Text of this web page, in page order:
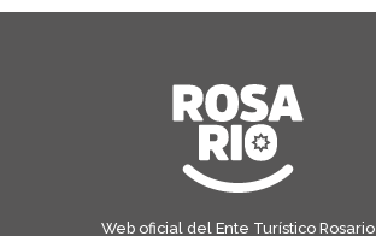
Web oficial del Ente Turístico Rosario